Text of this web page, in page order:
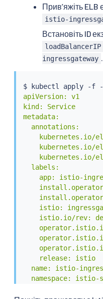
Прив’яжіть ELB
istio-
Встановіть ID
loadBalancerIP
ingressgateway .
$ kubectl apply -f -
apiVersion: v1
kind: Service
metadata:
  annotations:
kubernetes.io/
kubernetes.io/
kubernetes.io/
  labels:
app: istio-
istio:
istio.io/rev:
    release: istio
name: istio-
namespace: istio-